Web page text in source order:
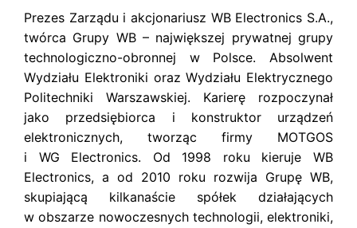
t
e
l
s
k
Prezes Zarządu i akcjonariusz WB Electronics S.A.,
twórca Grupy WB – największej prywatnej grupy
technologiczno-obronnej w Polsce. Absolwent
Wydziału Elektroniki oraz Wydziału Elektrycznego
Politechniki Warszawskiej. Karierę rozpoczynał
jako przedsiębiorca i konstruktor urządzeń
elektronicznych, tworząc firmy MOTGOS
i WG Electronics. Od 1998 roku kieruje WB
Electronics, a od 2010 roku rozwija Grupę WB,
skupiającą kilkanaście spółek działających
w obszarze nowoczesnych technologii, elektroniki,